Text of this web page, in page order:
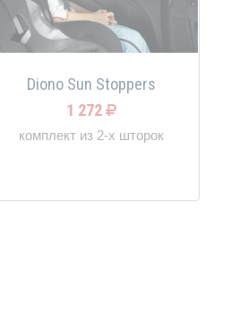
Diono Sun Stoppers
1 272
комплект из 2-х шторок